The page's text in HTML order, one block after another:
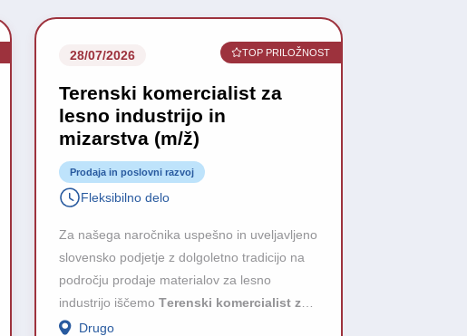
28/07/2026 TOP PRILOŽNOST
Terenski komercialist za
lesno industrijo in
mizarstva (m/ž)
Prodaja in poslovni razvoj
Fleksibilno delo
Za našega naročnika uspešno in uveljavljeno
slovensko podjetje z dolgoletno tradicijo na
področju prodaje materialov za lesno
industrijo iščemo Terenski komercialist za
lesno industrijo in mizarstva (m/ž).
Drugo